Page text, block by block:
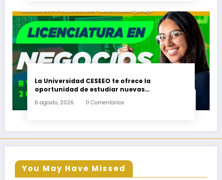
La Universidad CESEEO te ofrece la
oportunidad de estudiar nuevas
Escondido, Ixtepec y en la Matriz Juchitán.
6 agosto, 2026 0 Comentarios
You May Have Missed